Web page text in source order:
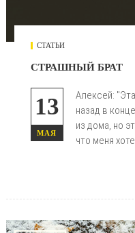
СТАТЬИ
СТРАШНЫЙ БРАТ
13
МАЯ
Алексей:
назад в
из дома, но
что меня